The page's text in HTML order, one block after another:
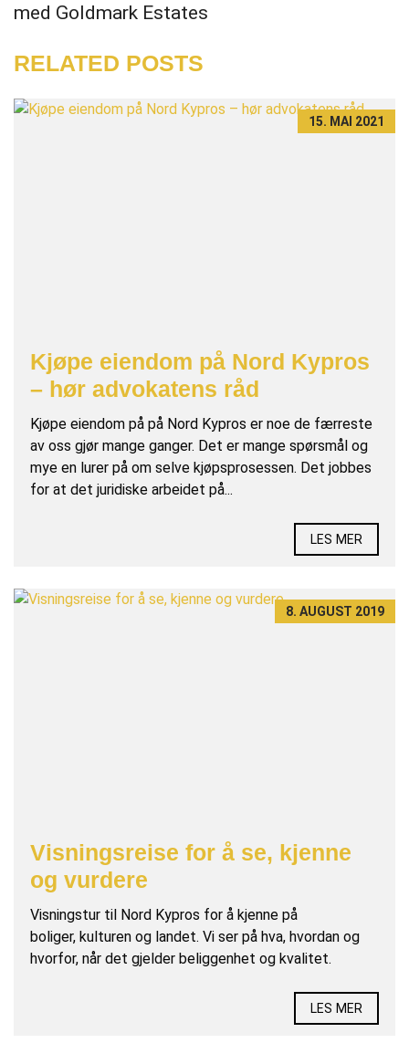
med Goldmark Estates
RELATED POSTS
15. MAI 2021
Kjøpe eiendom på Nord Kypros
– hør advokatens råd
Kjøpe eiendom på på Nord Kypros er noe de færreste
av oss gjør mange ganger. Det er mange spørsmål og
mye en lurer på om selve kjøpsprosessen. Det jobbes
for at det juridiske arbeidet på...
LES MER
8. AUGUST 2019
Visningsreise for å se, kjenne
og vurdere
Visningstur til Nord Kypros for å kjenne på
boliger, kulturen og landet. Vi ser på hva, hvordan og
hvorfor, når det gjelder beliggenhet og kvalitet.
LES MER